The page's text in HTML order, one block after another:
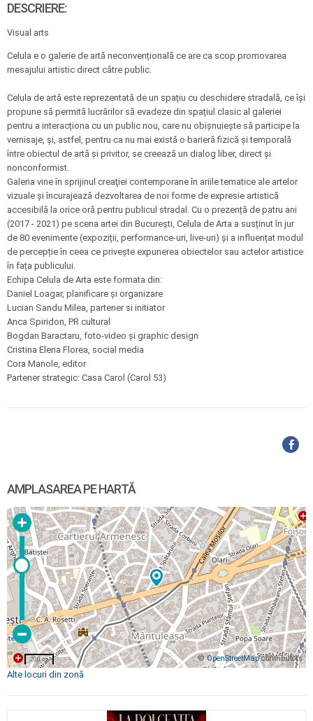
DESCRIERE:
Visual arts
Celula e o galerie de artă neconvențională ce are ca scop promovarea
mesajului artistic direct către public.
Celula de artă este reprezentată de un spațiu cu deschidere stradală, ce își
propune să permită lucrărilor să evadeze din spațiul clasic al galeriei
pentru a interacționa cu un public nou, care nu obișnuiește să participe la
vernisaje, și, astfel, pentru ca nu mai există o barieră fizică și temporală
între obiectul de artă și privitor, se creează un dialog liber, direct și
nonconformist.
Galeria vine în sprijinul creaţiei contemporane în ariile tematice ale artelor
vizuale și încurajează dezvoltarea de noi forme de expresie artistică
accesibilă la orice oră pentru publicul stradal. Cu o prezență de patru ani
(2017 - 2021) pe scena artei din București, Celula de Arta a susținut în jur
de 80 evenimente (expoziții, performance-uri, live-uri) și a influențat modul
de percepție în ceea ce privește expunerea obiectelor sau actelor artistice
în fața publicului.
Echipa Celula de Arta este formata din:
Daniel Loagar, planificare și organizare
Lucian Sandu Milea, partener si initiator
Anca Spiridon, PR cultural
Bogdan Baractaru, foto-video și graphic design
Cristina Elena Florea, social media
Cora Manole, editor
Partener strategic: Casa Carol (Carol 53)
AMPLASAREA PE HARTĂ
©OpenStreetMapcontributors
200 m
Alte locuri din zonă